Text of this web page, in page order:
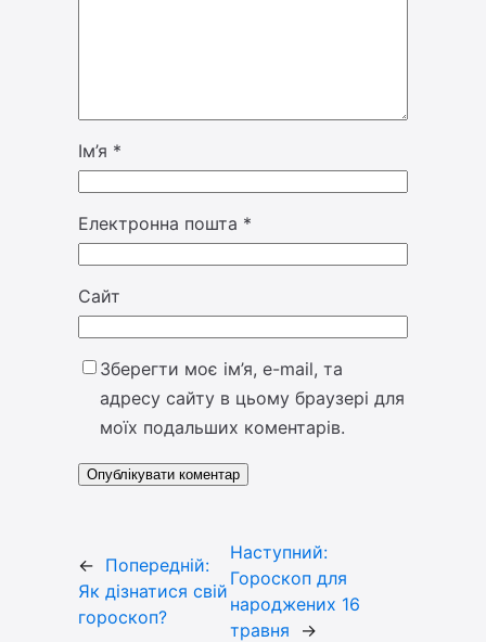
Ім’я *
Електронна пошта *
Сайт
Зберегти моє ім’я, e-mail, та
адресу сайту в цьому браузері для
моїх подальших коментарів.
← Попередній:
Як дізнатися свій
гороскоп?
Наступний:
Гороскоп для
народжених 16
травня
→